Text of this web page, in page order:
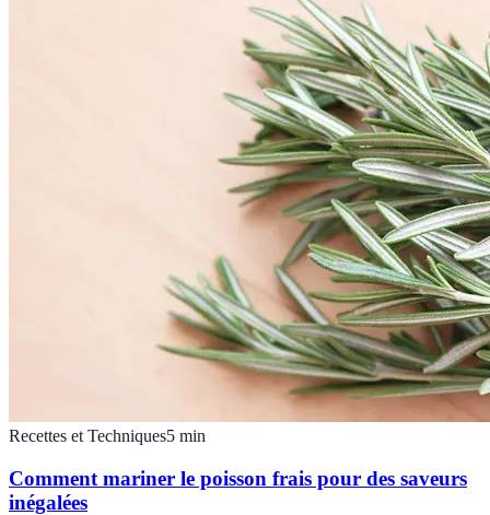
Recettes et Techniques5 min
Comment mariner le poisson frais pour des saveurs
inégalées